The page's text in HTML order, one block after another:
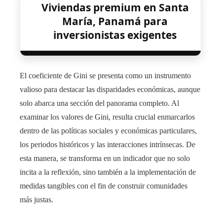
Viviendas premium en Santa
María, Panamá para
inversionistas exigentes
El coeficiente de Gini se presenta como un instrumento
valioso para destacar las disparidades económicas, aunque
solo abarca una sección del panorama completo. Al
examinar los valores de Gini, resulta crucial enmarcarlos
dentro de las políticas sociales y económicas particulares,
los periodos históricos y las interacciones intrínsecas. De
esta manera, se transforma en un indicador que no solo
incita a la reflexión, sino también a la implementación de
medidas tangibles con el fin de construir comunidades
más justas.